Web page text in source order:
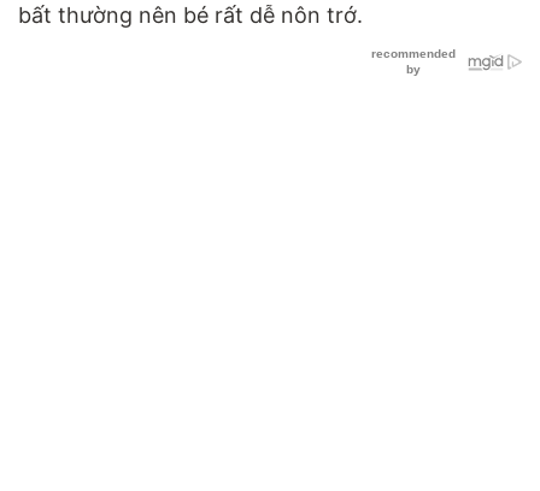
bất thường nên bé rất dễ nôn trớ.